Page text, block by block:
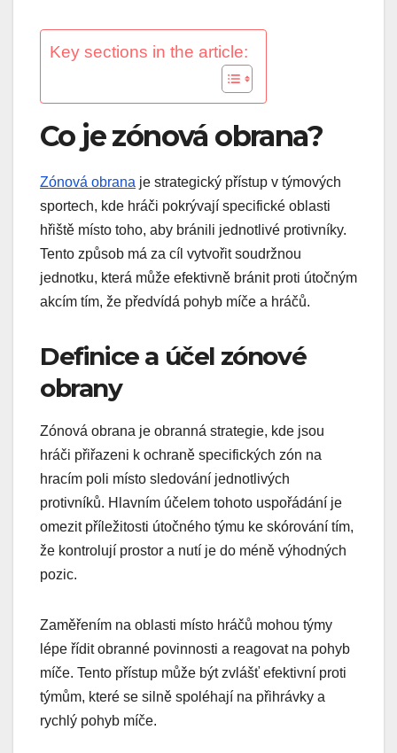
Key sections in the article:
Co je zónová obrana?
Zónová obrana je strategický přístup v týmových
sportech, kde hráči pokrývají specifické oblasti
hřiště místo toho, aby bránili jednotlivé protivníky.
Tento způsob má za cíl vytvořit soudržnou
jednotku, která může efektivně bránit proti útočným
akcím tím, že předvídá pohyb míče a hráčů.
Definice a účel zónové
obrany
Zónová obrana je obranná strategie, kde jsou
hráči přiřazeni k ochraně specifických zón na
hracím poli místo sledování jednotlivých
protivníků. Hlavním účelem tohoto uspořádání je
omezit příležitosti útočného týmu ke skórování tím,
že kontrolují prostor a nutí je do méně výhodných
pozic.
Zaměřením na oblasti místo hráčů mohou týmy
lépe řídit obranné povinnosti a reagovat na pohyb
míče. Tento přístup může být zvlášť efektivní proti
týmům, které se silně spoléhají na přihrávky a
rychlý pohyb míče.